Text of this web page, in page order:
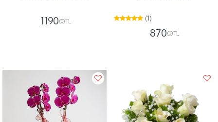
1190,00 TL (1)
870,00 TL